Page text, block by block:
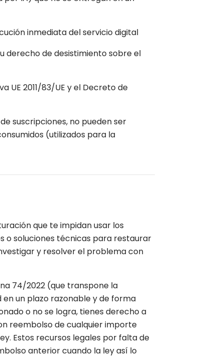
inmediata del servicio digital
derecho de desistimiento sobre el
UE 2011/83/UE y el Decreto de
suscripciones, no pueden ser
(utilizados para la
que te impidan usar los
o soluciones técnicas para restaurar
y resolver el problema con
74/2022 (que transpone la
un plazo razonable y de forma
o no se logra, tienes derecho a
reembolso de cualquier importe
Estos recursos legales por falta de
anterior cuando la ley así lo